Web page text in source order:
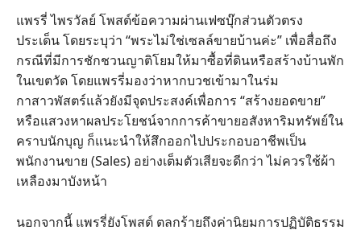
แพรรี่ ไพรวัลย์ โพสต์ข้อความผ่านเฟซบุ๊กส่วนตัวตรง
ประเด็น โดยระบุว่า “พระไม่ใช่เซลล์ขายบ้านค่ะ” เพื่อสื่อถึง
กรณีที่มีการชักชวนญาติโยมให้มาซื้อที่ดินหรือสร้างบ้านพัก
ในเขตวัด โดยแพรรี่มองว่าหากบวชเข้ามาในร่ม
กาสาวพัสตร์แล้วยังมีจุดประสงค์เพื่อการ “สร้างยอดขาย”
หรือแสวงหาผลประโยชน์จากการค้าขายอสังหาริมทรัพย์ใน
คราบนักบุญ ก็แนะนำให้สึกออกไปประกอบอาชีพเป็น
พนักงานขาย (Sales) อย่างเต็มตัวเสียจะดีกว่า ไม่ควรใช้ผ้า
เหลืองมาบังหน้า
นอกจากนี้ แพรรี่ยังโพสต์ ตลกร้ายถึงค่านิยมการปฏิบัติธรรม